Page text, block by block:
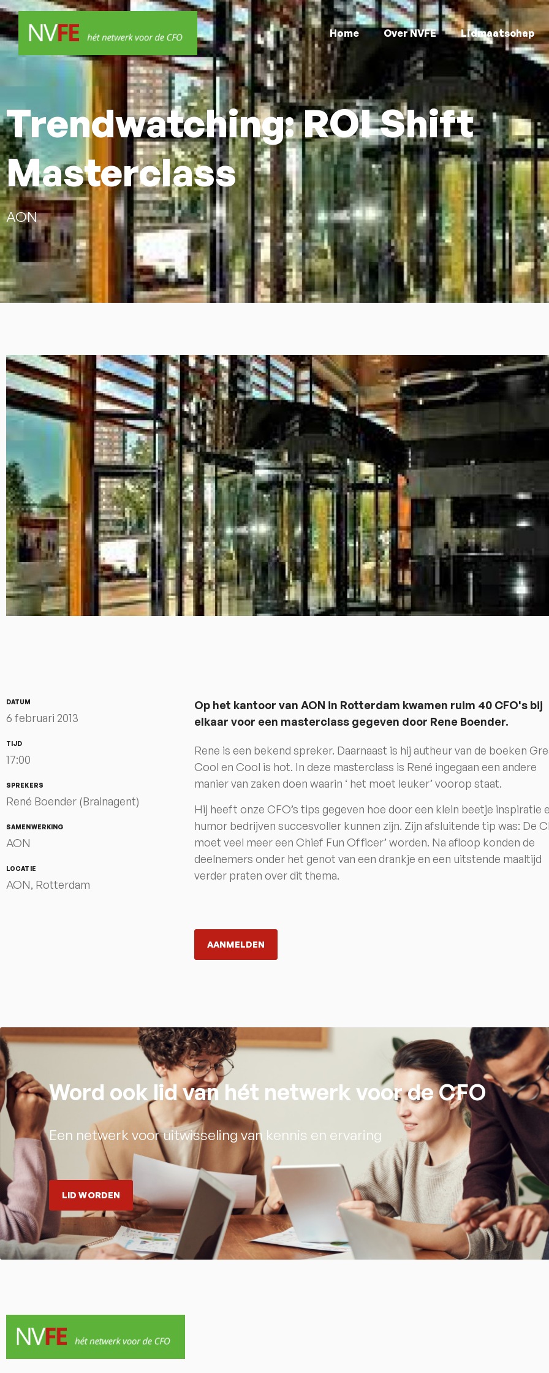
Home Over NVFE Lidmaatschap
Trendwatching: ROI Shift
Masterclass
AON
DATUM
6 februari 2013
TIJD
17:00
SPREKERS
René Boender (Brainagent)
SAMENWERKING
AON
LOCATIE
AON, Rotterdam
Op het kantoor van AON in Rotterdam kwamen ruim 40 CFO's bij
elkaar voor een masterclass gegeven door Rene Boender.
Rene is een bekend spreker. Daarnaast is hij autheur van de boeken
Cool en Cool is hot. In deze masterclass is René ingegaan een andere
manier van zaken doen waarin ‘ het moet leuker’ voorop staat.
Hij heeft onze CFO’s tips gegeven hoe door een klein beetje inspiratie
humor bedrijven succesvoller kunnen zijn. Zijn afsluitende tip was: De
moet veel meer een Chief Fun Officer’ worden. Na afloop konden de
deelnemers onder het genot van een drankje en een uitstende maaltijd
verder praten over dit thema.
AANMELDEN
Word ook lid van hét netwerk voor de CFO
Een netwerk voor uitwisseling van kennis en ervaring
LID WORDEN